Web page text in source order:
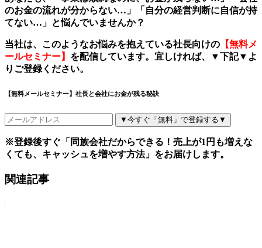
のお金の流れが分からない… 」「自分の経営判断に自信が持
てない… 」と悩んでいませんか？
当社は、このようなお悩みを抱えている社長向けの 【無料メ
ールセミナー】 を配信しています。宜しければ、 ▼下記▼ よ
りご登録ください。
【無料メールセミナー】社長と会社にお金が残る秘訣
▼今すぐ「無料」で登録する▼
※登録後すぐ「同族会社だからできる！売上が1円も増えな
くても、キャッシュを増やす方法」をお届けします。
関連記事